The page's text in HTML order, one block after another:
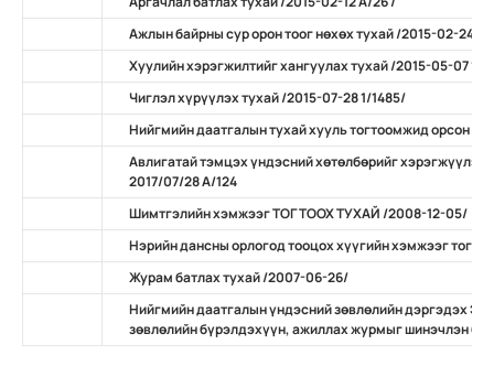
Ажлын байрны сур орон тоог нөхөх тухай /2015-02-24 А/
Хуулийн хэрэгжилтийг хангуулах тухай /2015-05-07 11/
Чиглэл хүрүүлэх тухай /2015-07-28 1/1485/
Нийгмийн даатгалын тухай хууль тогтоомжид орсон
Авлигатай тэмцэх үндэсний хөтөлбөрийг хэрэгжүүлэх
2017/07/28 А/124
Шимтгэлийн хэмжээг ТОГТООХ ТУХАЙ /2008-12-05/
Нэрийн дансны орлогод тооцох хүүгийн хэмжээг
Журам батлах тухай /2007-06-26/
Нийгмийн даатгалын үндэсний зөвлөлийн дэргэдэх
зөвлөлийн бүрэлдэхүүн, ажиллах журмыг шинэчлэн